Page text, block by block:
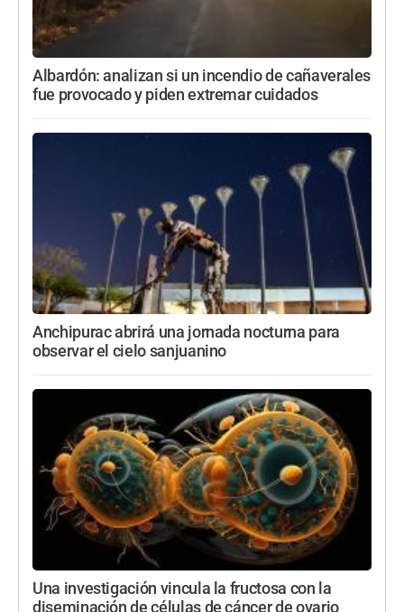
Albardón: analizan si un incendio de cañaverales
fue provocado y piden extremar cuidados
Anchipurac abrirá una jornada nocturna para
observar el cielo sanjuanino
Una investigación vincula la fructosa con la
diseminación de células de cáncer de ovario